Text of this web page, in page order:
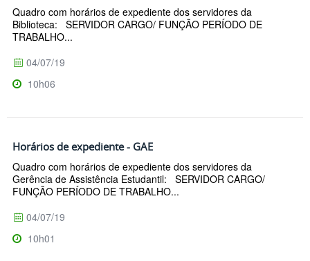
Quadro com horários de expediente dos servidores da
Biblioteca: SERVIDOR CARGO/ FUNÇÃO PERÍODO DE
TRABALHO...
04/07/19
10h06
Horários de expediente - GAE
Quadro com horários de expediente dos servidores da
Gerência de Assistência Estudantil: SERVIDOR CARGO/
FUNÇÃO PERÍODO DE TRABALHO...
04/07/19
10h01